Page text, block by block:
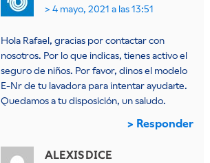
4 mayo, 2021 a las 13:51
Hola Rafael, gracias por contactar con
nosotros. Por lo que indicas, tienes activo el
seguro de niños. Por favor, dinos el modelo
E-Nr de tu lavadora para intentar ayudarte.
Quedamos a tu disposición, un saludo.
Responder
ALEXIS DICE